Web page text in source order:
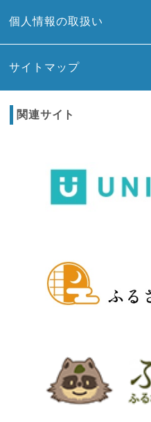
個人情報の取扱い
サイトマップ
関連サイト